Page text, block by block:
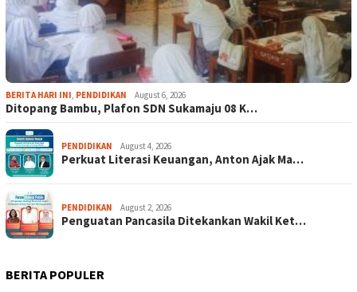
BERITA HARI INI, PENDIDIKAN August 6, 2026
Ditopang Bambu, Plafon SDN Sukamaju 08 K…
PENDIDIKAN August 4, 2026
Perkuat Literasi Keuangan, Anton Ajak Ma…
PENDIDIKAN August 2, 2026
Penguatan Pancasila Ditekankan Wakil Ket…
BERITA POPULER